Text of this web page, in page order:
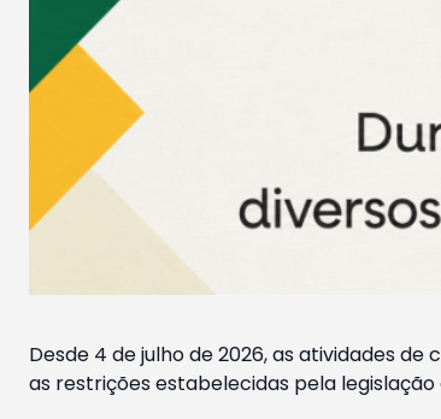
Desde 4 de julho de 2026, as atividades
as restrições estabelecidas pela legislação